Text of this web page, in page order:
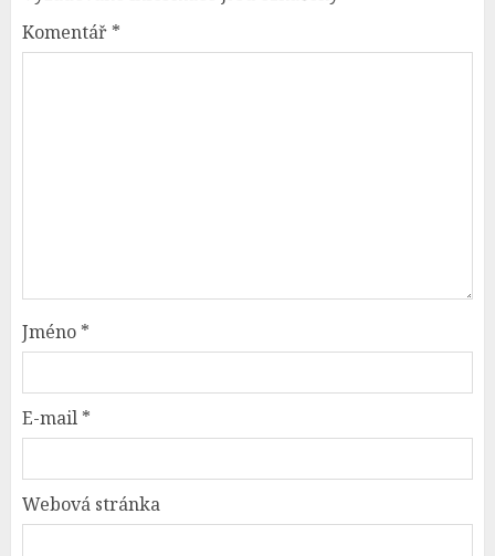
Komentář *
Jméno *
E-mail *
Webová stránka